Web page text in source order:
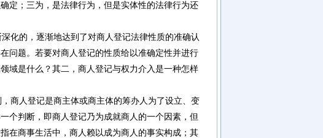
定；三为，是法律行为，但是实体性的法律行为还
化的，逐渐地达到了对商人登记法律性质的准确认
问题。若要对商人登记的性质给以准确定性并进行
域是什么？其二，商人登记与权力介入是一种怎样
商人登记是商主体或商主体的筹办人为了设立、变
个判断，即商人登记乃为成就商人的一个因素，但
在商事生活中，商人赖以成为商人的事实构成；其